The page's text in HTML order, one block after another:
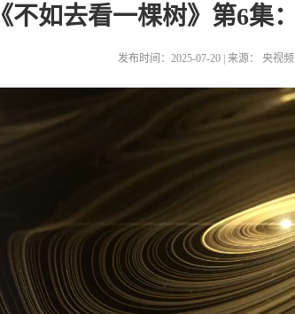
《不如去看一棵树》第6集
发布时间：2025-07-20 | 来源： 央视频